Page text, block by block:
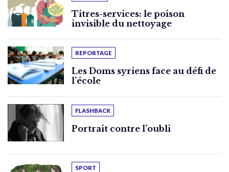
Titres-services: le poison
invisible du nettoyage
REPORTAGE
Les Doms syriens face au défi de
l’école
FLASHBACK
Portrait contre l’oubli
SPORT